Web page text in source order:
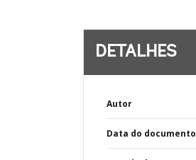
DETALHES
Autor
Data do documento